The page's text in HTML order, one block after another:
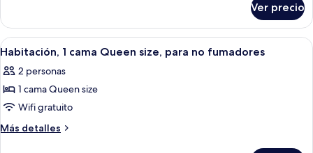
Queen
size,
para
no
fumadores
2
camas
Queen
para
no
Ver precio
Abrir
todas
las
fotos
de
Habitación,
Una habitación de hotel con cama,
3
Habitación, 1 cama Queen size, para no fumadores
2 personas
1 cama Queen size
Wifi gratuito
Más detalles
Más